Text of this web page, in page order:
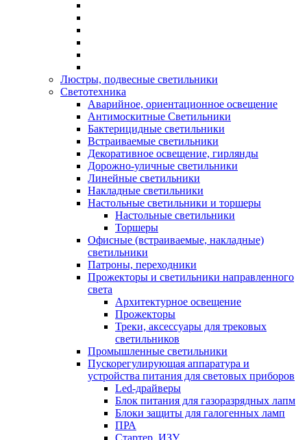
Люстры, подвесные светильники
Светотехника
Аварийное, ориентационное освещение
Антимоскитные Светильники
Бактерицидные светильники
Встраиваемые светильники
Декоративное освещение, гирлянды
Дорожно-уличные светильники
Линейные светильники
Накладные светильники
Настольные светильники и торшеры
Настольные светильники
Торшеры
Офисные (встраиваемые, накладные)
светильники
Патроны, переходники
Прожекторы и светильники направленного
света
Архитектурное освещение
Прожекторы
Треки, аксессуары для трековых
светильников
Промышленные светильники
Пускорегулирующая аппаратура и
устройства питания для световых приборов
Led-драйверы
Блок питания для газоразрядных лапм
Блоки защиты для галогенных ламп
ПРА
Стартер, ИЗУ